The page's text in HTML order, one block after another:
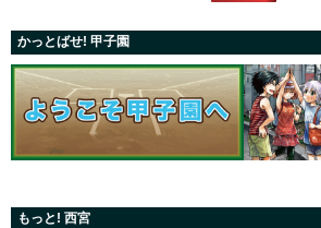
かっとばせ! 甲子園
もっと! 西宮